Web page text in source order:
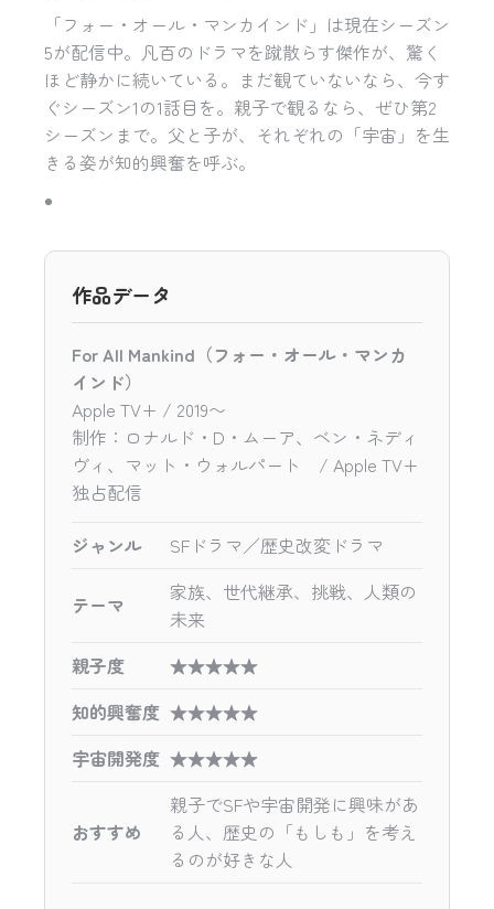
「フォー・オール・マンカインド」は現在シーズン
5が配信中。凡百のドラマを蹴散らす傑作が、驚く
ほど静かに続いている。まだ観ていないなら、今す
ぐシーズン1の1話目を。親子で観るなら、ぜひ第2
シーズンまで。父と子が、それぞれの「宇宙」を生
きる姿が知的興奮を呼ぶ。
作品データ
For All Mankind（フォー・オール・マンカ
インド）
Apple TV+ / 2019〜
制作：ロナルド・D・ムーア、ベン・ネディ
ヴィ、マット・ウォルパート / Apple TV+
独占配信
ジャンル
SFドラマ／歴史改変ドラマ
テーマ
家族、世代継承、挑戦、人類の
未来
親子度
★★★★★
知的興奮度 ★★★★★
宇宙開発度 ★★★★★
おすすめ
親子でSFや宇宙開発に興味があ
る人、歴史の「もしも」を考え
るのが好きな人